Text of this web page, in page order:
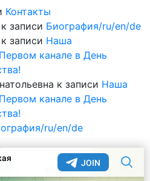
Контакты
к записи Биография/ru/en/de
к записи Наша
канале в День
к записи Наша
канале в День
ru/en/de